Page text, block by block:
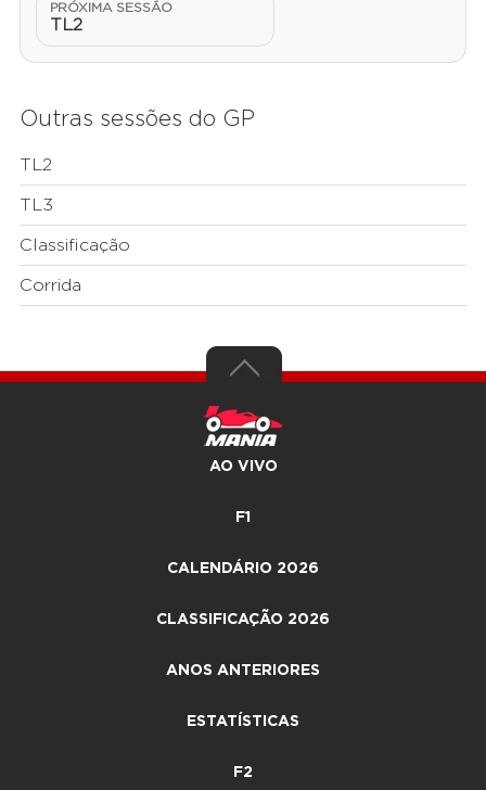
PRÓXIMA SESSÃO
TL2
Outras sessões do GP
TL2
TL3
Classificação
Corrida
AO VIVO
F1
CALENDÁRIO 2026
CLASSIFICAÇÃO 2026
ANOS ANTERIORES
ESTATÍSTICAS
F2